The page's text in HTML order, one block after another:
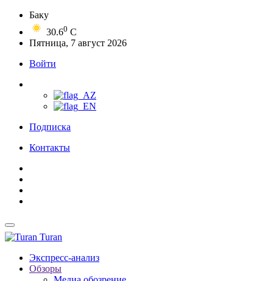
Баку
30.60 C
Пятница, 7 август 2026
Войти
Подписка
Контакты
Turan
Экспресс-анализ
Обзоры